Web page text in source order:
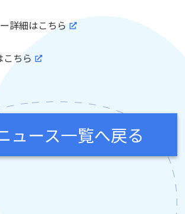
詳細はこちら
こちら
ュース一覧へ戻る